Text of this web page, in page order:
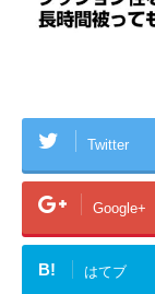
Twitter
Google+
B! はてブ